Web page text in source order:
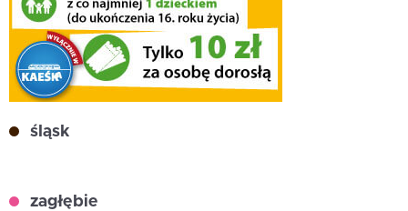
śląsk
zagłębie